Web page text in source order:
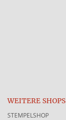
WEITERE SHOPS
STEMPELSHOP